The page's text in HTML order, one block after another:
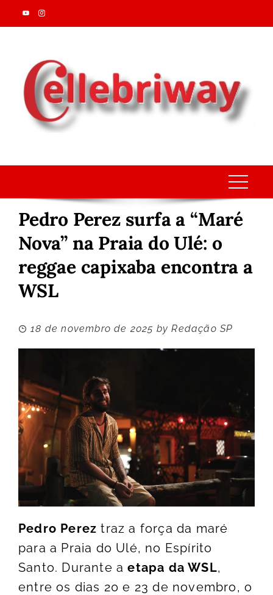
Skip
to
Pedro Perez surfa a “Maré
Nova” na Praia do Ulé: o
reggae capixaba encontra a
WSL
18 de novembro de 2025 byRedação SP
Pedro Perez traz a força da maré
para a Praia do Ulé, no Espírito
Santo. Durante aetapa da WSL,
entre os dias 20 e 23 de novembro, o